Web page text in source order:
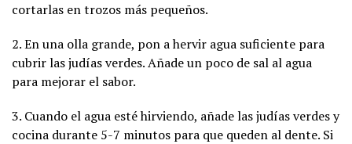
cortarlas en trozos más pequeños.
2. En una olla grande, pon a hervir agua suficiente para
cubrir las judías verdes. Añade un poco de sal al agua
para mejorar el sabor.
3. Cuando el agua esté hirviendo, añade las judías verdes y
cocina durante 5-7 minutos para que queden al dente. Si